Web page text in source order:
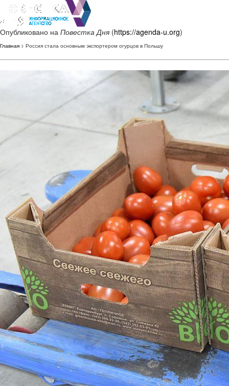
Опубликовано на Повестка Дня (https://agenda-u.org)
Главная > Россия стала основным экспортером огурцов в Польшу